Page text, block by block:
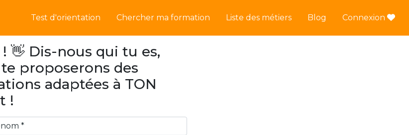
Test d'orientation Chercher ma formation Liste des métiers Blog Connexion
👋 Dis-nous qui tu es,
proposerons des
adaptées à TON
!